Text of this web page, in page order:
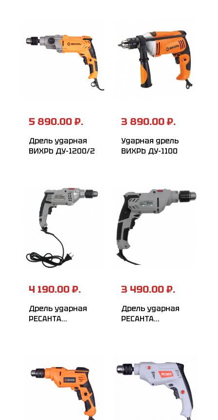
5 890.00 ₽.
Дрель ударная
ВИХРЬ ДУ-1200/2
3 890.00 ₽.
Ударная дрель
ВИХРЬ ДУ-1100
4 190.00 ₽.
Дрель ударная
РЕСАНТА
3 490.00 ₽.
Дрель ударная
РЕСАНТА